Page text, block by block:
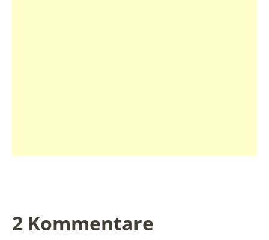
2 Kommentare